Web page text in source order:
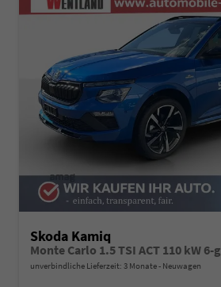
Skoda Kamiq
Monte Carlo 1.5 TSI ACT 110 kW 6-
unverbindliche Lieferzeit: 3 Monate Neuwagen